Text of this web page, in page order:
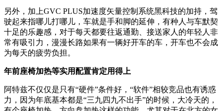
那么，马自达阿特兹的实力到底如何？在我们日常生活很多场
景中，开阿特兹绝对是有优越感的，毕竟获得设计界奥斯卡奖
的颜值摆在那儿，过年开回家，街坊邻居也得多看几眼，尤其